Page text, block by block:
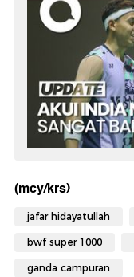
(mcy/krs)
jafar hidayatullah
bwf super 1000
ganda campuran